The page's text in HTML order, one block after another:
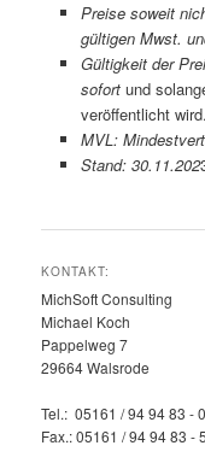
Preise soweit
gültigen Mwst.
Gültigkeit der
sofortund
veröffentlicht wird.
MVL:
Stand: 30.11.202
KONTAKT:
MichSoft Consulting
Michael Koch
Pappelweg 7
29664 Walsrode
Tel.: 05161 / 94 94 83 - 0
Fax.: 05161 / 94 94 83 - 5